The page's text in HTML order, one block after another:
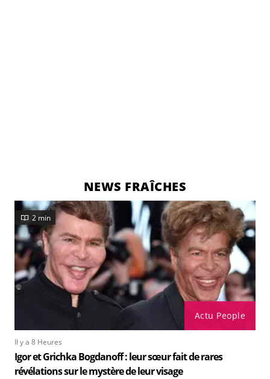
NEWS FRAÎCHES
Actu People
2 min
Il y a 8 Heures
Igor et Grichka Bogdanoff : leur sœur fait de rares
révélations sur le mystère de leur visage